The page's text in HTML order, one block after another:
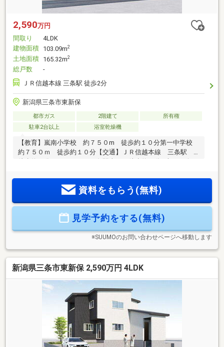
2,590万円
間取り
4LDK
建物面積 103.09m2
土地面積 165.32m2
総戸数
-
ＪＲ信越本線 三条駅 徒歩2分
新潟県三条市東新保
都市ガス 2階建て
所有権
駐車2台以上
浴室乾燥機
【教育】嵐南小学校 約７５０m 徒歩約１０分第一中学校
約７５０ｍ 徒歩約１０分【交通】ＪＲ信越本線 三条駅
スの専門スタッフが、迅速・丁寧にご対応◎独自のメンテナ
ンス制度で設備の故障や建物の傷を無償修理◎ご購入後のお
資料をもらう(無料)
見学予約をする(無料)
※SUUMOのお問い合わせページへ移動します
新潟県三条市東新保 2,590万円 4LDK